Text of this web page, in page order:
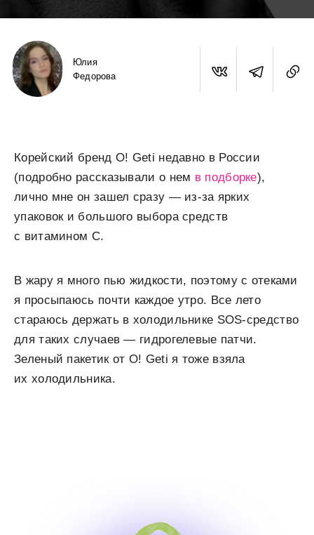
Юлия
Федорова
Корейский бренд O! Geti недавно в России
(подробно рассказывали о нем в подборке),
лично мне он зашел сразу — из-за ярких
упаковок и большого выбора средств
с витамином С.
В жару я много пью жидкости, поэтому с отеками
я просыпаюсь почти каждое утро. Все лето
стараюсь держать в холодильнике SOS-средство
для таких случаев — гидрогелевые патчи.
Зеленый пакетик от O! Geti я тоже взяла
их холодильника.